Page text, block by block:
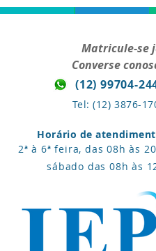
Matricule-se
Converse
(12) 99704-
Tel:(12) 3876-
Horário de
2ª à 6ª feira, das 08h às
sábado das 08h às